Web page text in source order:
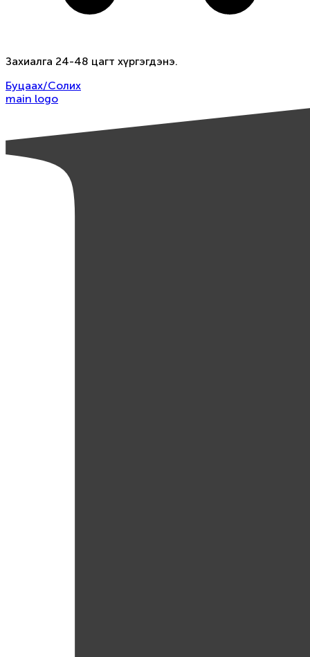
Захиалга 24-48 цагт хүргэгдэнэ.
Буцаах/Солих
main logo